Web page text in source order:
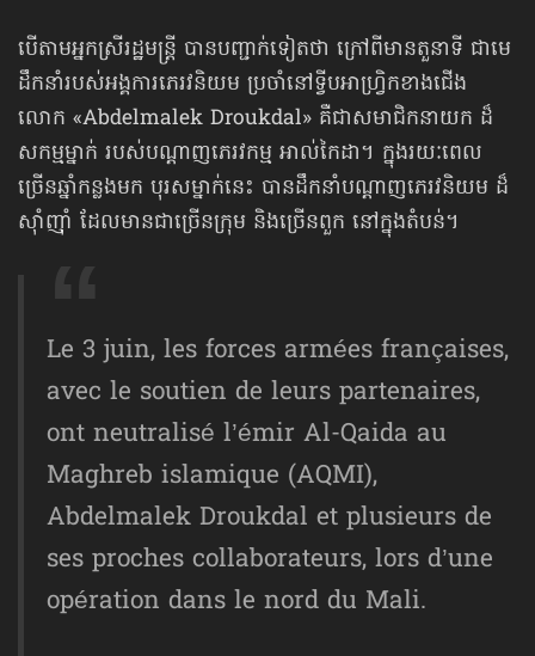
បើតាមអ្នកស្រីរដ្ឋមន្ត្រី បានបញ្ជាក់ទៀតថា ក្រៅពីមានតួនាទី ជាមេ
ដឹកនាំ​របស់អង្គការភេរវនិយម ប្រចាំនៅទ្វីបអាហ្វ្រិកខាងជើង
លោក «Abdelmalek Droukdal» គឺជាសមាជិកនាយក ដ៏
សកម្មម្នាក់ របស់បណ្ដាញភេរវកម្ម អាល់កៃដា។ ក្នុងរយៈពេល
ច្រើនឆ្នាំកន្លងមក បុរសម្នាក់នេះ បានដឹកនាំបណ្ដាញភេរវនិយម ដ៏
ស៊ាំញ៉ាំ ដែលមានជាច្រើនក្រុម និងច្រើនពួក នៅក្នុងតំបន់។
Le 3 juin, les forces armées françaises,
avec le soutien de leurs partenaires,
ont neutralisé l’émir Al-Qaida au
Maghreb islamique (AQMI),
Abdelmalek Droukdal et plusieurs de
ses proches collaborateurs, lors d’une
opération dans le nord du Mali.